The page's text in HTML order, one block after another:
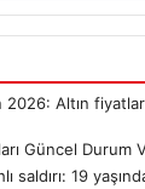
2026: Altın
Güncel Durum
saldırı: 19